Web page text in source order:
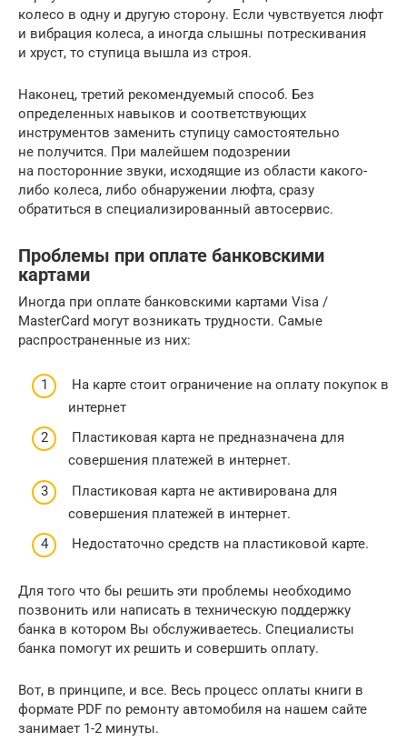
колесо в одну и другую сторону. Если чувствуется люфт
и вибрация колеса, а иногда слышны потрескивания
и хруст, то ступица вышла из строя.
Наконец, третий рекомендуемый способ. Без
определенных навыков и соответствующих
инструментов заменить ступицу самостоятельно
не получится. При малейшем подозрении
на посторонние звуки, исходящие из области какого-
либо колеса, либо обнаружении люфта, сразу
обратиться в специализированный автосервис.
Проблемы при оплате банковскими
картами
Иногда при оплате банковскими картами Visa /
MasterCard могут возникать трудности. Самые
распространенные из них:
На карте стоит ограничение на оплату покупок в
интернет
Пластиковая карта не предназначена для
совершения платежей в интернет.
Пластиковая карта не активирована для
совершения платежей в интернет.
Недостаточно средств на пластиковой карте.
Для того что бы решить эти проблемы необходимо
позвонить или написать в техническую поддержку
банка в котором Вы обслуживаетесь. Специалисты
банка помогут их решить и совершить оплату.
Вот, в принципе, и все. Весь процесс оплаты книги в
формате PDF по ремонту автомобиля на нашем сайте
занимает 1-2 минуты.